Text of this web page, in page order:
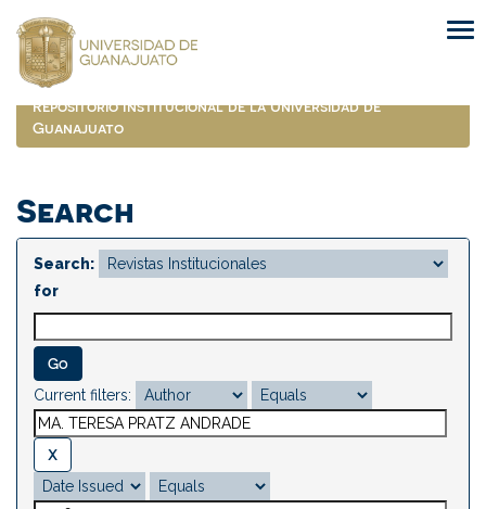
navigation
Repositorio Institucional de la Universidad de
Guanajuato
Search
Search:
for
Current filters: